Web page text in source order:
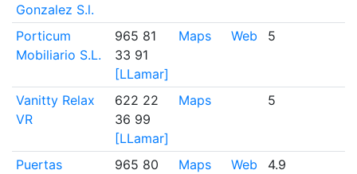
Gonzalez S.l.
Porticum
Mobiliario S.L.
965 81
33 91
[LLamar]
Maps Web 5
Vanitty Relax
VR
622 22
36 99
[LLamar]
Maps 5
Puertas
965 80
Maps Web 4.9